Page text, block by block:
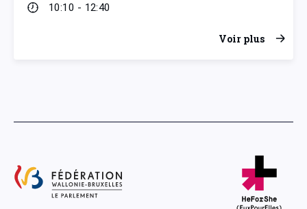
10:10 - 12:40
Voir plus